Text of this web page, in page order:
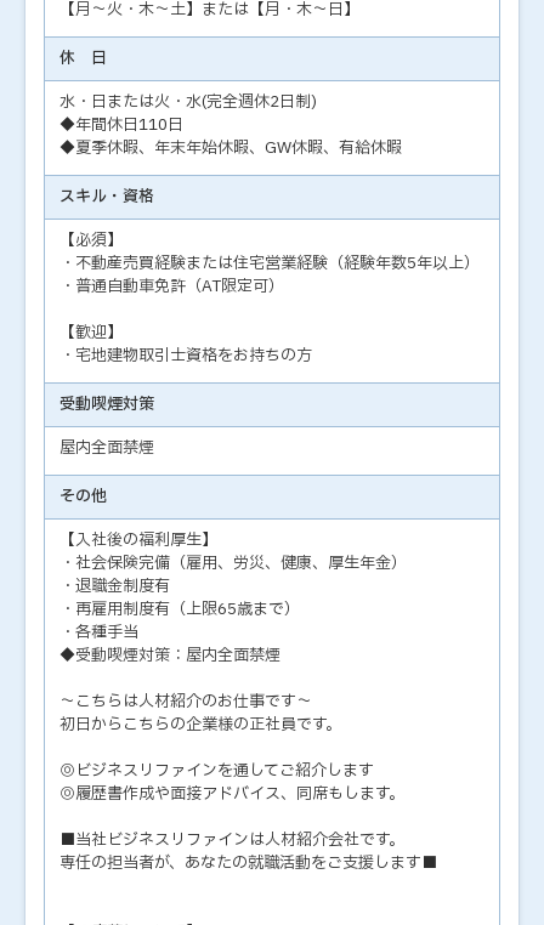
【月～火・木～土】または【月・木～日】
休 日
水・日または火・水(完全週休2日制)
◆年間休日110日
◆夏季休暇、年末年始休暇、GW休暇、有給休暇
スキル・資格
【必須】
・不動産売買経験または住宅営業経験（経験年数5年以上）
・普通自動車免許（AT限定可）
【歓迎】
・宅地建物取引士資格をお持ちの方
受動喫煙対策
屋内全面禁煙
その他
【入社後の福利厚生】
・社会保険完備（雇用、労災、健康、厚生年金）
・退職金制度有
・再雇用制度有（上限65歳まで）
・各種手当
◆受動喫煙対策：屋内全面禁煙
～こちらは人材紹介のお仕事です～
初日からこちらの企業様の正社員です。
◎ビジネスリファインを通してご紹介します
◎履歴書作成や面接アドバイス、同席もします。
■当社ビジネスリファインは人材紹介会社です。
専任の担当者が、あなたの就職活動をご支援します■